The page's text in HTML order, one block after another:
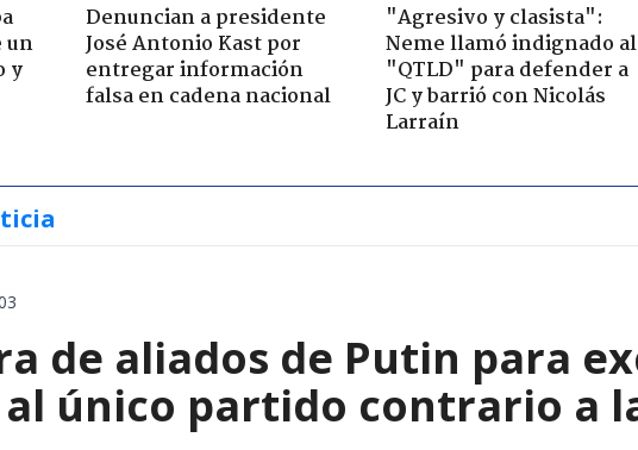
un
y
Denuncian a presidente
José Antonio Kast por
entregar información
falsa en cadena nacional
"Agresivo y clasista":
Neme llamó indignado al
"QTLD" para defender a
JC y barrió con Nicolás
Larraín
de aliados de Putin para
al único partido contrario a